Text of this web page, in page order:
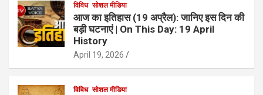
विविध सोशल मीडिया
आज का इतिहास (19 अप्रैल): जानिए इस दिन की
बड़ी घटनाएं | On This Day: 19 April
History
April 19, 2026
विविध सोशल मीडिया